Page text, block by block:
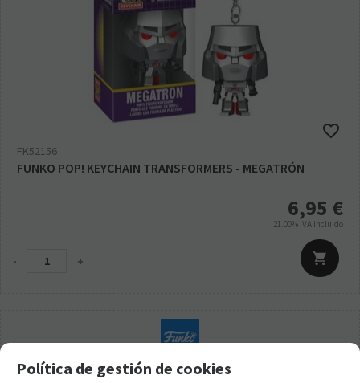
FK52156
FUNKO POP! KEYCHAIN TRANSFORMERS - MEGATRÓN
6,95 €
21.00% IVA incluido
- +
Política de gestión de cookies